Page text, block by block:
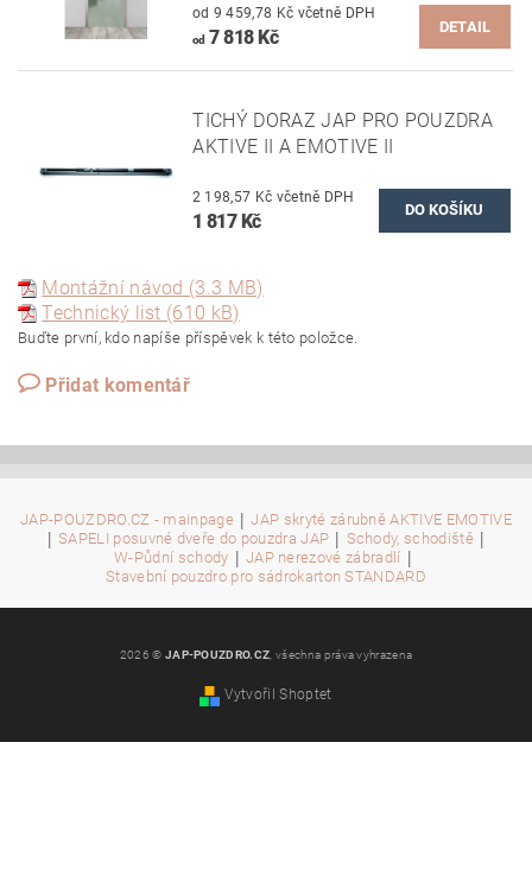
od 9 459,78 Kč včetně DPH
od7 818 Kč DETAIL
TICHÝ DORAZ JAP PRO POUZDRA
AKTIVE II A EMOTIVE II
2 198,57 Kč včetně DPH
1 817 Kč
Montážní návod (3.3 MB)
Technický list (610 kB)
Buďte první, kdo napíše příspěvek k této položce.
Přidat komentář
JAP-POUZDRO.CZ - mainpage | JAP skryté zárubně AKTIVE EMOTIVE
| SAPELI posuvné dveře do pouzdra JAP | Schody, schodiště |
W-Půdní schody | JAP nerezové zábradlí |
Stavební pouzdro pro sádrokarton STANDARD
2026 © JAP-POUZDRO.CZ , všechna práva vyhrazena
Vytvořil Shoptet